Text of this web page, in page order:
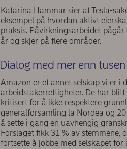
Katarina Hammar sier at Tesla-
eksempel på hvordan aktivt
praksis. Påvirkningsarbeidet
år og skjer på flere områder.
Dialog med mer enn
Amazon er et annet selskap vi er i
arbeidstakerrettigheter. De har
kritisert for å ikke respektere
generalforsamling la Nordea og
å sette i gang en uavhengig
Forslaget fikk 31 % av stemmene,
fortsette å jobbe med selskapet